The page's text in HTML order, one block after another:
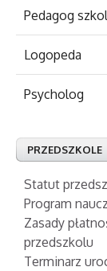
Pedagog
Logopeda
Psycholog
PRZEDSZKOLE
Statut
Program
Zasady
przedszkolu
Terminarz